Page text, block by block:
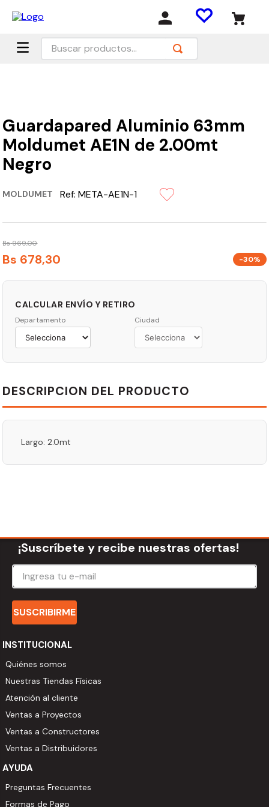
Buscar productos...
Guardapared Aluminio 63mm
Moldumet AE1N de 2.00mt
Negro
MOLDUMET Ref:META-AE1N-1
Bs 969,00
Bs 678,30 -30%
CALCULAR ENVÍO Y RETIRO
Departamento Ciudad
DESCRIPCION DEL PRODUCTO
Largo: 2.0mt
¡Suscríbete y recibe nuestras ofertas!
SUSCRIBIRME
INSTITUCIONAL
Quiénes somos
Nuestras Tiendas Físicas
Atención al cliente
Ventas a Proyectos
Ventas a Constructores
Ventas a Distribuidores
AYUDA
Preguntas Frecuentes
Formas de Pago